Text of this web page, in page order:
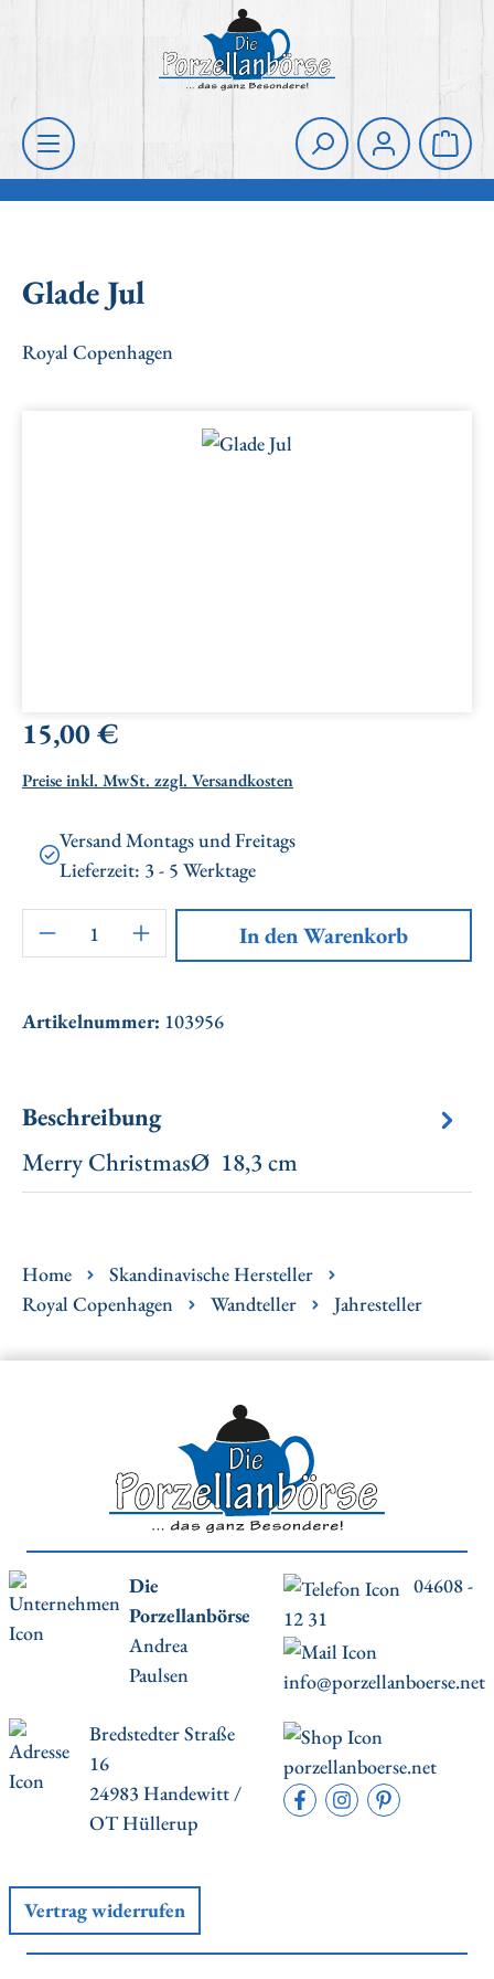
Hauptinhalt springen
Glade Jul
Royal Copenhagen
Bildergalerie überspringen
Regulärer Preis:
15,00 €
Preise inkl. MwSt. zzgl. Versandkosten
Versand Montags und Freitags
Lieferzeit: 3 - 5 Werktage
Artikel Anzahl: Gib den gewünschten
In den Warenkorb
Artikelnummer: 103956
Beschreibung
Merry ChristmasØ 18,3 cm
Home
Skandinavische Hersteller
Royal Copenhagen
Wandteller Jahresteller
Die
Porzellanbörse
Andrea
Paulsen
04608 -
12 31
info@porzellanboerse.net
Bredstedter Straße
16
24983 Handewitt /
OT Hüllerup
porzellanboerse.net
Vertrag widerrufen